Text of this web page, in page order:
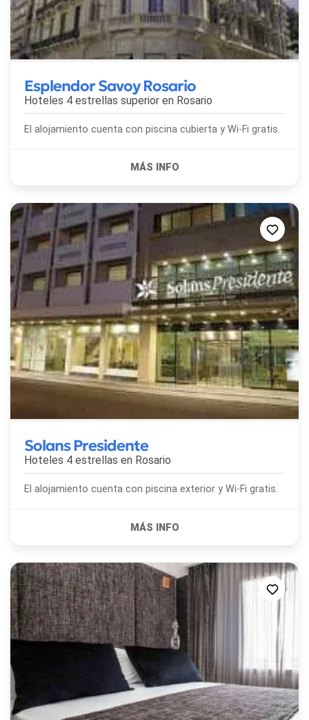
Esplendor Savoy Rosario
Hoteles 4 estrellas superior en Rosario
El alojamiento cuenta con piscina cubierta y Wi-Fi gratis.
Solans Presidente
Hoteles 4 estrellas en Rosario
El alojamiento cuenta con piscina exterior y Wi-Fi gratis.